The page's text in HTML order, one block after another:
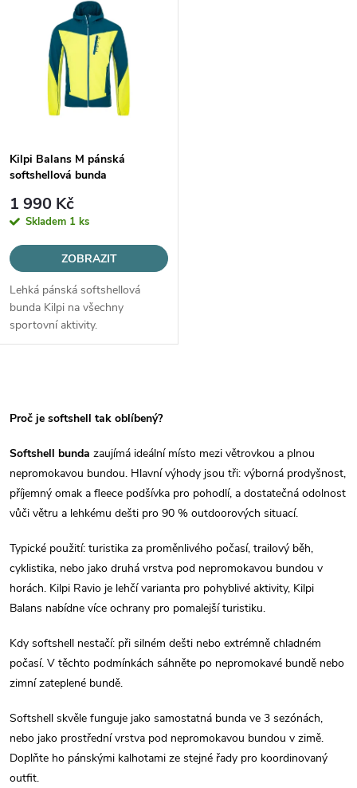
Kilpi Balans M pánská
softshellová bunda
1 990 Kč
Skladem 1 ks
ZOBRAZIT
Lehká pánská softshellová
bunda Kilpi na všechny
sportovní aktivity.
v
l
á
d
a
c
í
p
r
v
k
y
Proč je softshell tak oblíbený?
Softshell bunda zaujímá ideální místo mezi větrovkou a plnou
nepromokavou bundou. Hlavní výhody jsou tři: výborná prodyšnost,
příjemný omak a fleece podšívka pro pohodlí, a dostatečná odolnost
vůči větru a lehkému dešti pro 90 % outdoorových situací.
Typické použití: turistika za proměnlivého počasí, trailový běh,
cyklistika, nebo jako druhá vrstva pod nepromokavou bundou v
horách. Kilpi Ravio je lehčí varianta pro pohyblivé aktivity, Kilpi
Balans nabídne více ochrany pro pomalejší turistiku.
Kdy softshell nestačí: při silném dešti nebo extrémně chladném
počasí. V těchto podmínkách sáhněte po nepromokavé bundě nebo
zimní zateplené bundě.
Softshell skvěle funguje jako samostatná bunda ve 3 sezónách,
nebo jako prostřední vrstva pod nepromokavou bundou v zimě.
Doplňte ho pánskými kalhotami ze stejné řady pro koordinovaný
outfit.